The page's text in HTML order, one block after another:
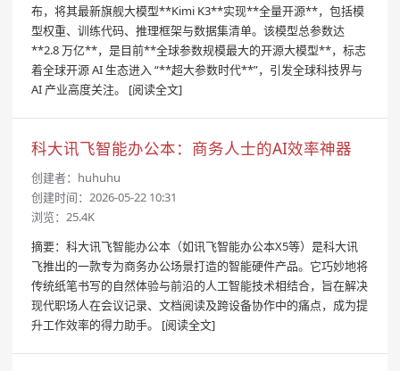
布，将其最新旗舰大模型**Kimi K3**实现**全量开源**，包括模
型权重、训练代码、推理框架与数据集清单。该模型总参数达
**2.8 万亿**，是目前**全球参数规模最大的开源大模型**，标志
着全球开源 AI 生态进入 “**超大参数时代**”，引发全球科技界与
AI 产业高度关注。 [阅读全文]
科大讯飞智能办公本：商务人士的AI效率神器
创建者： huhuhu
创建时间：2026-05-22 10:31
浏览：25.4K
摘要：科大讯飞智能办公本（如讯飞智能办公本X5等）是科大讯
飞推出的一款专为商务办公场景打造的智能硬件产品。它巧妙地将
传统纸笔书写的自然体验与前沿的人工智能技术相结合，旨在解决
现代职场人在会议记录、文档阅读及跨设备协作中的痛点，成为提
升工作效率的得力助手。 [阅读全文]